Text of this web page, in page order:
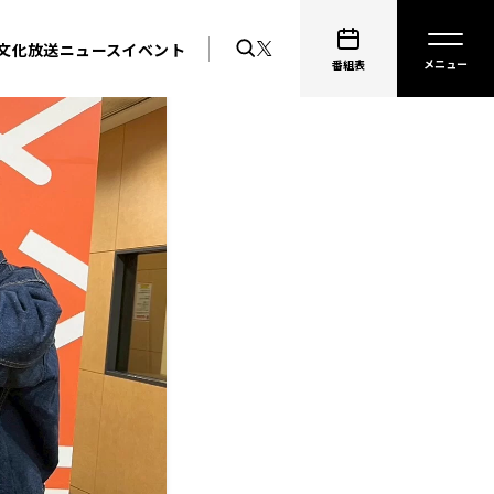
化放送ニュースイベント
番組表